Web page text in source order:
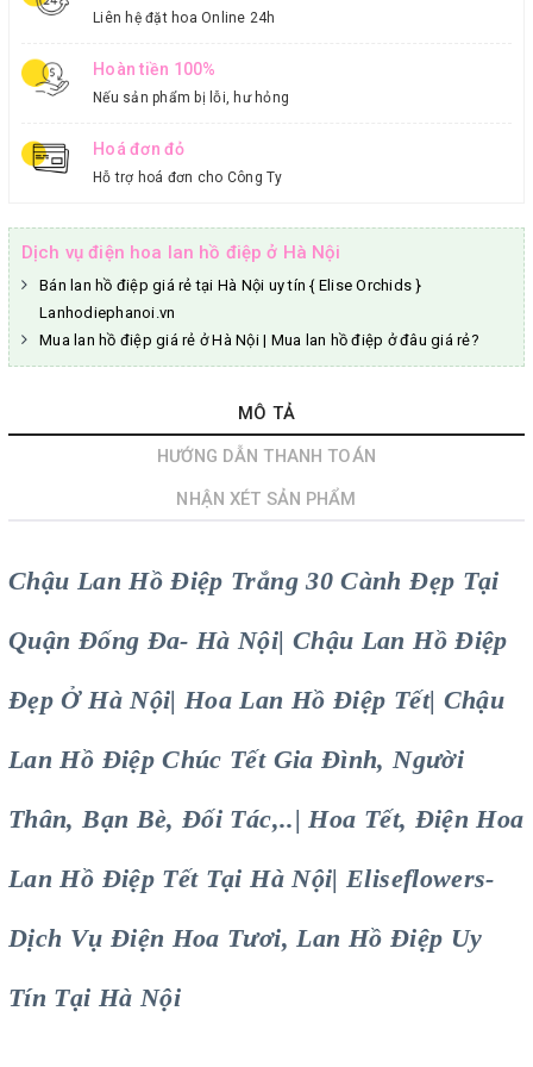
Liên hệ đặt hoa Online 24h
Hoàn tiền 100%
Nếu sản phẩm bị lỗi, hư hỏng
Hoá đơn đỏ
Hỗ trợ hoá đơn cho Công Ty
Dịch vụ điện hoa lan hồ điệp ở Hà Nội
Bán lan hồ điệp giá rẻ tại Hà Nội uy tín { Elise Orchids }
Lanhodiephanoi.vn
Mua lan hồ điệp giá rẻ ở Hà Nội | Mua lan hồ điệp ở đâu giá rẻ?
MÔ TẢ
HƯỚNG DẪN THANH TOÁN
NHẬN XÉT SẢN PHẨM
Chậu Lan Hồ Điệp Trắng 30 Cành Đẹp Tại
Quận Đống Đa- Hà Nội| Chậu Lan Hồ Điệp
Đẹp Ở Hà Nội| Hoa Lan Hồ Điệp Tết| Chậu
Lan Hồ Điệp Chúc Tết Gia Đình, Người
Thân, Bạn Bè, Đối Tác,..| Hoa Tết, Điện Hoa
Lan Hồ Điệp Tết Tại Hà Nội| Eliseflowers-
Dịch Vụ Điện Hoa Tươi, Lan Hồ Điệp Uy
Tín Tại Hà Nội